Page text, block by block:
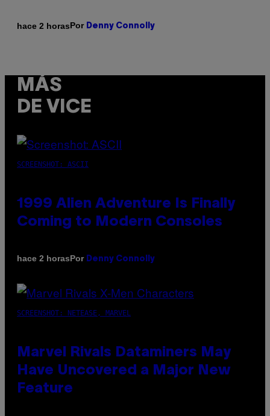
hace 2 horasPor Denny Connolly
MÁS
DE VICE
SCREENSHOT: ASCII
1999 Alien Adventure Is Finally
Coming to Modern Consoles
hace 2 horasPor Denny Connolly
SCREENSHOT: NETEASE, MARVEL
Marvel Rivals Dataminers May
Have Uncovered a Major New
Feature